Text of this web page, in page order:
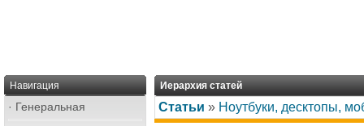
Навигация
· Генеральная
Иерархия статей
Статьи » Ноутбуки, десктопы,